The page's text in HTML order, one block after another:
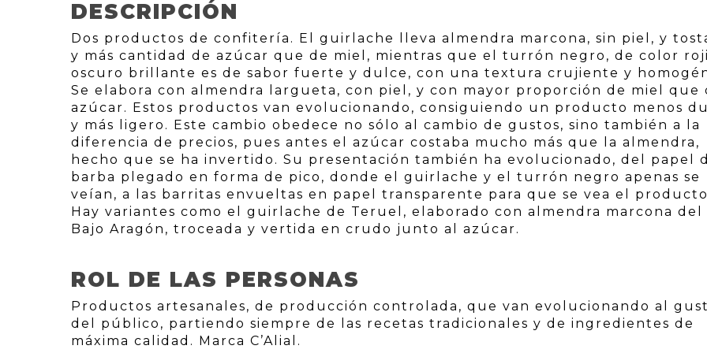
DESCRIPCIÓN
Dos productos de confitería. El guirlache lleva almendra marcona, sin piel, y
y más cantidad de azúcar que de miel, mientras que el turrón negro, de color
oscuro brillante es de sabor fuerte y dulce, con una textura crujiente y
Se elabora con almendra largueta, con piel, y con mayor proporción de miel que
azúcar. Estos productos van evolucionando, consiguiendo un producto menos
y más ligero. Este cambio obedece no sólo al cambio de gustos, sino también a la
diferencia de precios, pues antes el azúcar costaba mucho más que la almendra,
hecho que se ha invertido. Su presentación también ha evolucionado, del papel
barba plegado en forma de pico, donde el guirlache y el turrón negro apenas se
veían, a las barritas envueltas en papel transparente para que se vea el
Hay variantes como el guirlache de Teruel, elaborado con almendra marcona del
Bajo Aragón, troceada y vertida en crudo junto al azúcar.
ROL DE LAS PERSONAS
Productos artesanales, de producción controlada, que van evolucionando al
del público, partiendo siempre de las recetas tradicionales y de ingredientes de
máxima calidad. Marca C’Alial.